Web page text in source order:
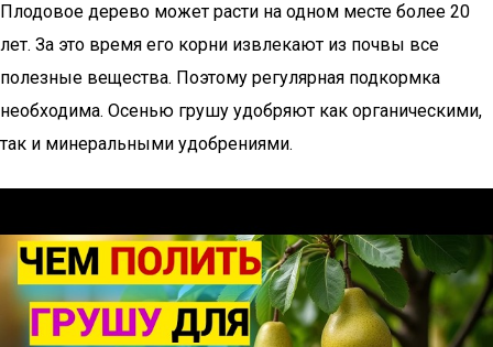
Плодовое дерево может расти на одном месте более 20
лет. За это время его корни извлекают из почвы все
полезные вещества. Поэтому регулярная подкормка
необходима. Осенью грушу удобряют как органическими,
так и минеральными удобрениями.